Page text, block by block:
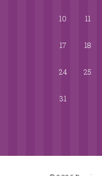
10 11
17 18
24 25
31